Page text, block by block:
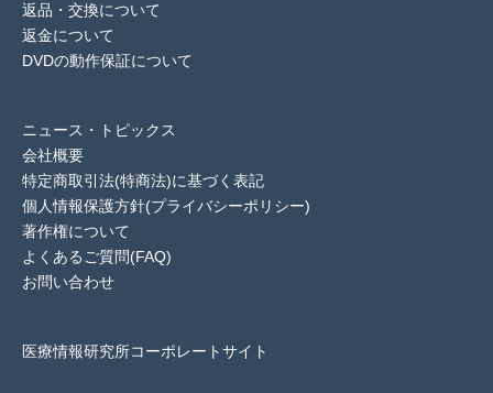
返品・交換について
返金について
DVDの動作保証について
ニュース・トピックス
会社概要
特定商取引法(特商法)に基づく表記
個人情報保護方針(プライバシーポリシー)
著作権について
よくあるご質問(FAQ)
お問い合わせ
医療情報研究所コーポレートサイト